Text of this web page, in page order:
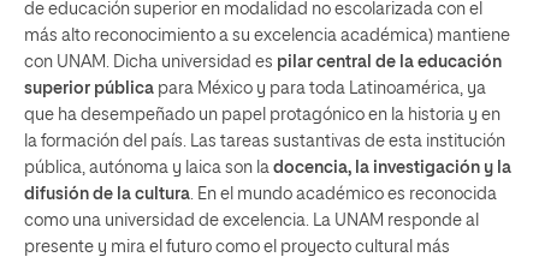
de educación superior en modalidad no escolarizada con el
más alto reconocimiento a su excelencia académica) mantiene
con UNAM. Dicha universidad es pilar central de la educación
superior pública para México y para toda Latinoamérica, ya
que ha desempeñado un papel protagónico en la historia y en
la formación del país. Las tareas sustantivas de esta institución
pública, autónoma y laica son la docencia, la investigación y la
difusión de la cultura. En el mundo académico es reconocida
como una universidad de excelencia. La UNAM responde al
presente y mira el futuro como el proyecto cultural más